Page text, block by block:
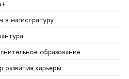
в магистратуру
образование
развития карьеры